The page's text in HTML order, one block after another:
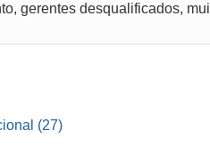
(27)